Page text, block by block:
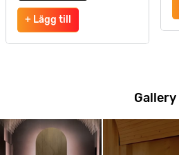
+ Lägg till
Gallery